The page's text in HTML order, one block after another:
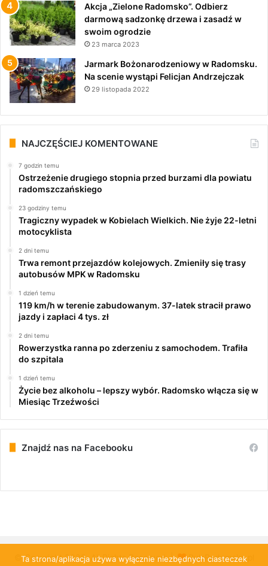
Akcja „Zielone Radomsko”. Odbierz
darmową sadzonkę drzewa i zasadź w
swoim ogrodzie
23 marca 2023
Jarmark Bożonarodzeniowy w Radomsku.
Na scenie wystąpi Felicjan Andrzejczak
29 listopada 2022
NAJCZĘŚCIEJ KOMENTOWANE
7 godzin temu
Ostrzeżenie drugiego stopnia przed burzami dla powiatu
radomszczańskiego
23 godziny temu
Tragiczny wypadek w Kobielach Wielkich. Nie żyje 22-letni
motocyklista
2 dni temu
Trwa remont przejazdów kolejowych. Zmieniły się trasy
autobusów MPK w Radomsku
1 dzień temu
119 km/h w terenie zabudowanym. 37-latek stracił prawo
jazdy i zapłaci 4 tys. zł
2 dni temu
Rowerzystka ranna po zderzeniu z samochodem. Trafiła
do szpitala
1 dzień temu
Życie bez alkoholu – lepszy wybór. Radomsko włącza się w
Miesiąc Trzeźwości
Znajdź nas na Facebooku
© Copyright 2026, All Rights Reserved | PulsRadomska.pl
Ta strona/aplikacja używa wyłącznie niezbędnych ciasteczek